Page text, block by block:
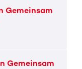
Gemeinsam
Gemeinsam